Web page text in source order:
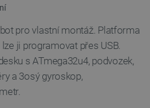
pro vlastní montáž. Platforma
ji programovat přes USB.
s ATmega32u4, podvozek,
a 3osý gyroskop,